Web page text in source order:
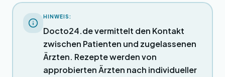
HINWEIS:
Docto24.de vermittelt den Kontakt
zwischen Patienten und zugelassenen
Ärzten. Rezepte werden von
approbierten Ärzten nach individueller